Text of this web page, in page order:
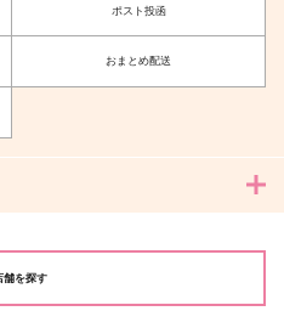
ポスト投函
おまとめ配送
舗を探す